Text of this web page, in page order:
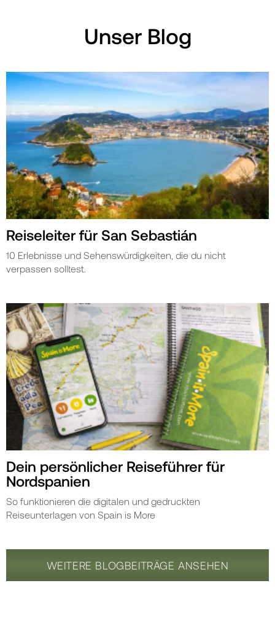
Unser Blog
Reiseleiter für San Sebastián
10 Erlebnisse und Sehenswürdigkeiten, die du nicht
verpassen solltest.
Dein persönlicher Reiseführer für
Nordspanien
So funktionieren die digitalen und gedruckten
Reiseunterlagen von Spain is More
WEITERE BLOGBEITRÄGE ANSEHEN